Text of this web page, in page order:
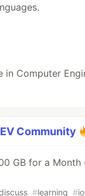
in Computer
Community
GB for a
#learning #